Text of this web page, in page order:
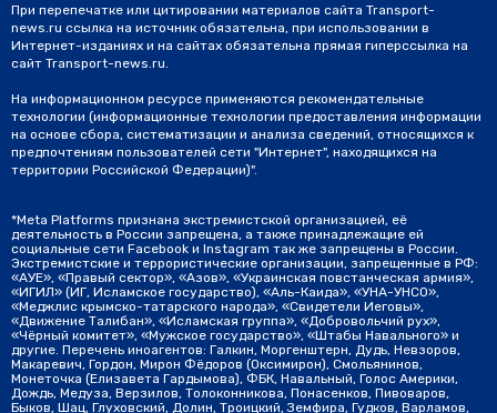
При перепечатке или цитировании материалов сайта Transport-
news.ru ссылка на источник обязательна, при использовании в
Интернет-изданиях и на сайтах обязательна прямая гиперссылка на
сайт Transport-news.ru.
На информационном ресурсе применяются рекомендательные
технологии (информационные технологии предоставления информации
на основе сбора, систематизации и анализа сведений, относящихся к
предпочтениям пользователей сети "Интернет", находящихся на
территории Российской Федерации)".
*Meta Platforms признана экстремистской организацией, её
деятельность в России запрещена, а также принадлежащие ей
социальные сети Facebook и Instagram так же запрещены в России.
Экстремистские и террористические организации, запрещенные в РФ:
«АУЕ», «Правый сектор», «Азов», «Украинская повстанческая армия»,
«ИГИЛ» (ИГ, Исламское государство), «Аль-Каида», «УНА-УНСО»,
«Меджлис крымско-татарского народа», «Свидетели Иеговы»,
«Движение Талибан», «Исламская группа», «Добровольчий рух»,
«Чёрный комитет», «Мужское государство», «Штабы Навального» и
другие. Перечень иноагентов: Галкин, Моргенштерн, Дудь, Невзоров,
Макаревич, Гордон, Мирон Фёдоров (Оксимирон), Смольянинов,
Монеточка (Елизавета Гардымова), ФБК, Навальный, Голос Америки,
Дождь, Медуза, Верзилов, Толоконникова, Понасенков, Пивоваров,
Быков, Шац, Глуховский, Долин, Троицкий, Земфира, Гудков, Варламов,